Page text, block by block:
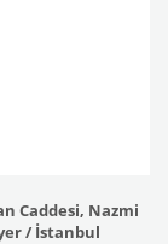
Caddesi, Nazmi
/ İstanbul